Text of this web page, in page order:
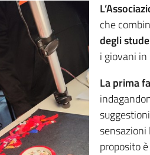
che
degli
i giovani
La prima
proposito